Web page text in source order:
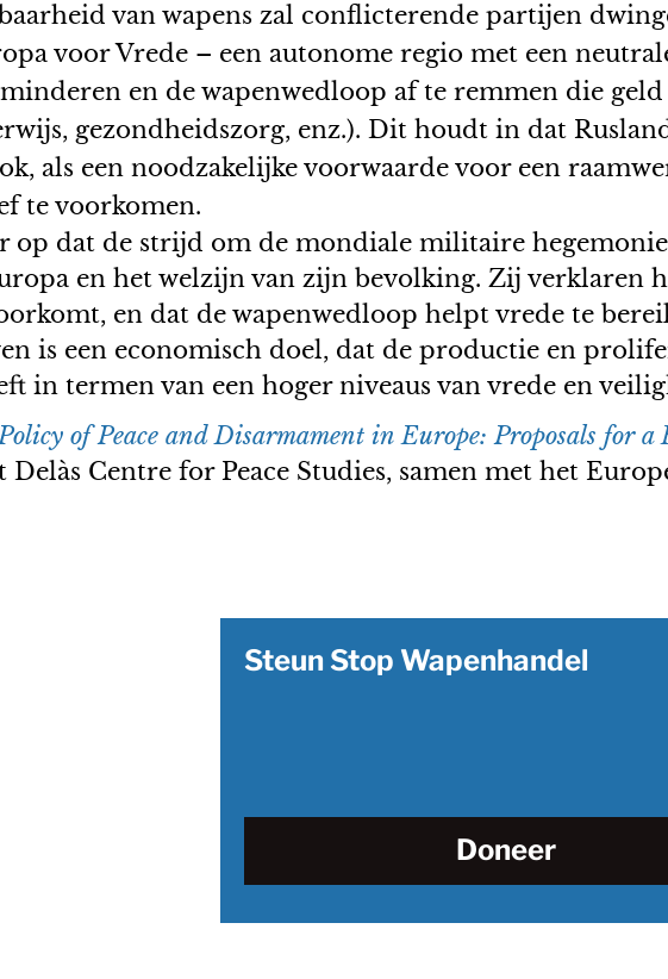
van wapens zal conflicterende partijen
voor Vrede – een autonome regio met een
en de wapenwedloop af te remmen die
gezondheidszorg, enz.). Dit houdt in dat
als een noodzakelijke voorwaarde voor een
te voorkomen.
op dat de strijd om de mondiale militaire
en het welzijn van zijn bevolking. Zij verklaren
en dat de wapenwedloop helpt vrede te
is een economisch doel, dat de productie en
in termen van een hoger niveaus van vrede en
of Peace and Disarmament in Europe: Proposals for a
Centre for Peace Studies, samen met het
Steun Stop Wapenhandel
Doneer